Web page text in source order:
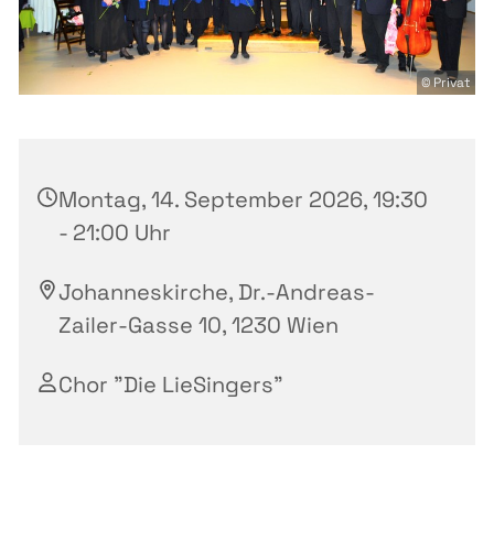
© Privat
Montag, 14. September 2026, 19:30
- 21:00 Uhr
Johanneskirche, Dr.-Andreas-
Zailer-Gasse 10, 1230 Wien
Chor "Die LieSingers"